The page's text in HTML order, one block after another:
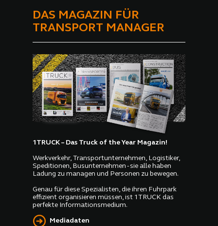
DAS MAGAZIN FÜR
TRANSPORT MANAGER
1TRUCK – Das Truck of the Year Magazin!
Werkverkehr, Transportunternehmen, Logistiker,
Speditionen, Busunternehmen - sie alle haben
Ladung zu managen und Personen zu bewegen.
Genau für diese Spezialisten, die ihren Fuhrpark
effizient organisieren müssen, ist 1TRUCK das
perfekte Informationsmedium.
Mediadaten